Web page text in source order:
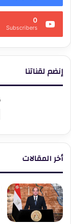
0
Subscribers
إنضم لقناتنا
أخر المقالات